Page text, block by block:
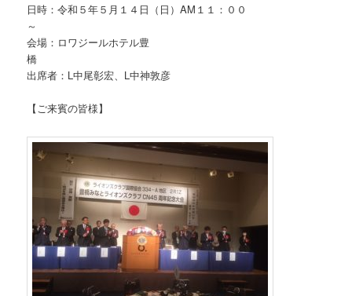
日時：令和５年５月１４日（日）AM１１：００
会場：ロワジールホテル豊
出席者：L中尾彰宏、L中神敦彦
【ご来賓の皆様】